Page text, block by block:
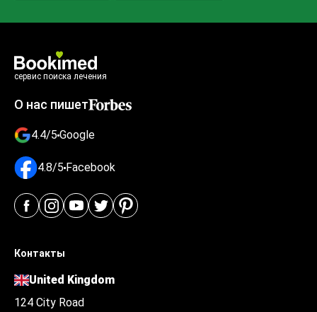
сервис поиска лечения
О нас пишет
4.4/5 Google
4.8/5 Facebook
Контакты
United Kingdom
124 City Road